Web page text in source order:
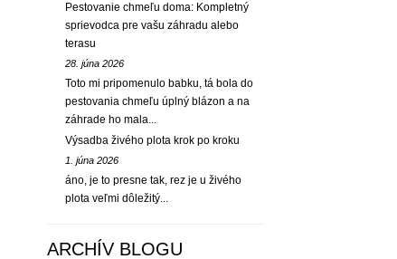
Pestovanie chmeľu doma: Kompletný
sprievodca pre vašu záhradu alebo
terasu
28. júna 2026
Toto mi pripomenulo babku, tá bola do
pestovania chmeľu úplný blázon a na
záhrade ho mala...
Výsadba živého plota krok po kroku
1. júna 2026
áno, je to presne tak, rez je u živého
plota veľmi dôležitý...
ARCHÍV BLOGU